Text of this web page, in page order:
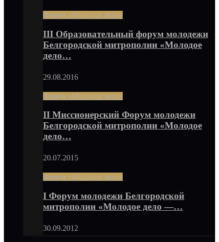
Форум «Молодое дело»
III Образовательный форум молодежи
Белгородской митрополии «Молодое
дело…
29.08.2016
Форум «Молодое дело»
II Миссионерский Форум молодежи
Белгородской митрополии «Молодое
дело…
20.07.2015
Форум «Молодое дело»
I Форум молодежи Белгородской
митрополии «Молодое дело —…
30.09.2012